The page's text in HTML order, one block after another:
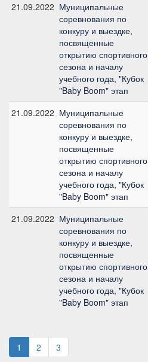
21.09.2022 Муниципальные
соревнования по
конкуру и выездке,
посвященные
открытию спортивного
сезона и началу
учебного года, "Кубок
"Baby Boom" этап
21.09.2022 Муниципальные
соревнования по
конкуру и выездке,
посвященные
открытию спортивного
сезона и началу
учебного года, "Кубок
"Baby Boom" этап
21.09.2022 Муниципальные
соревнования по
конкуру и выездке,
посвященные
открытию спортивного
сезона и началу
учебного года, "Кубок
"Baby Boom" этап
1 2 3